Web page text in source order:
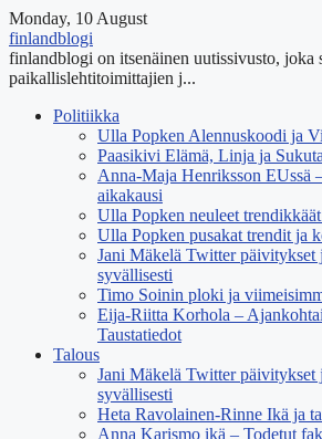
Monday, 10 August
finlandblogi
finlandblogi on itsenäinen uutissivusto, joka
paikallislehtitoimittajien j...
Politiikka
Ulla Popken Alennuskoodi ja
Paasikivi Elämä, Linja ja
Anna-Maja Henriksson EUssä
aikakausi
Ulla Popken neuleet
Ulla Popken pusakat trendit ja
Jani Mäkelä Twitter päivitykset
syvällisesti
Timo Soinin ploki ja
Eija-Riitta Korhola –
Taustatiedot
Talous
Jani Mäkelä Twitter päivitykset
syvällisesti
Heta Ravolainen-Rinne Ikä ja
Anna Karismo ikä – Todetut